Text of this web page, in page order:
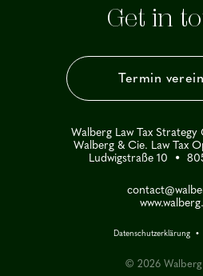
Get in
Termin
Walberg Law Tax
Walberg & Cie. Law Tax
Ludwigstraße 10 •
Datenschutzerklärung •
© 2026